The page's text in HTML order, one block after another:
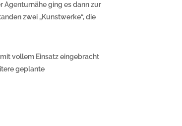
Agenturnähe ging es dann zur
zwei „Kunstwerke“, die
vollem Einsatz eingebracht
geplante